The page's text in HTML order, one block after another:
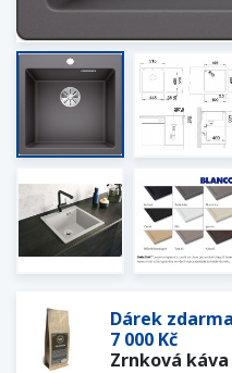
Dárek
7 000 Kč
Zrnková káva